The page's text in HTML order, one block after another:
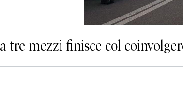
tre mezzi finisce col